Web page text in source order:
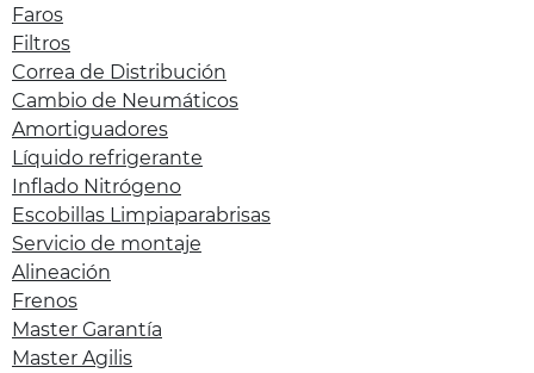
Faros
Filtros
Correa de Distribución
Cambio de Neumáticos
Amortiguadores
Líquido refrigerante
Inflado Nitrógeno
Escobillas Limpiaparabrisas
Servicio de montaje
Alineación
Frenos
Master Garantía
Master Agilis